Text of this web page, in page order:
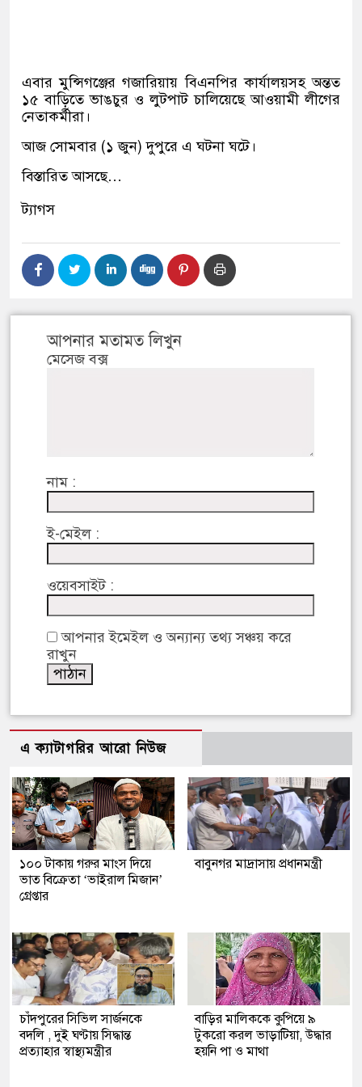
এবার মুন্সিগঞ্জের গজারিয়ায় বিএনপির কার্যালয়সহ অন্তত
১৫ বাড়িতে ভাঙচুর ও লুটপাট চালিয়েছে আওয়ামী লীগের
নেতাকর্মীরা।
আজ সোমবার (১ জুন)দুপুরে এ ঘটনা ঘটে।
বিস্তারিত আসছে…
ট্যাগস
আপনার মতামত লিখুন
মেসেজ বক্স
নাম :
ই-মেইল :
ওয়েবসাইট :
আপনার ইমেইল ও অন্যান্য তথ্য সঞ্চয় করে
রাখুন
এ ক্যাটাগরির আরো নিউজ
১০০ টাকায় গরুর মাংস দিয়ে
ভাত বিক্রেতা ‘ভাইরাল মিজান’
গ্রেপ্তার
বাবুনগর মাদ্রাসায় প্রধানমন্ত্রী
চাঁদপুরের সিভিল সার্জনকে
বদলি , দুই ঘণ্টায় সিদ্ধান্ত
প্রত্যাহার স্বাস্থ্যমন্ত্রীর
বাড়ির মালিককে কুপিয়ে ৯
টুকরো করল ভাড়াটিয়া, উদ্ধার
হয়নি পা ও মাথা